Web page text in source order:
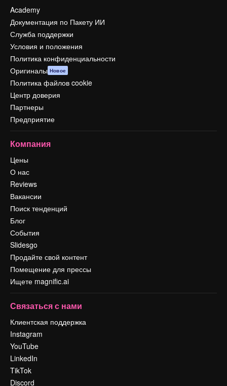
Academy
Документация по Пакету ИИ
Служба поддержки
Условия и положения
Политика конфиденциальности
Оригиналы Новое
Политика файлов cookie
Центр доверия
Партнеры
Предприятие
Компания
Цены
О нас
Reviews
Вакансии
Поиск тенденций
Блог
События
Slidesgo
Продайте свой контент
Помещение для прессы
Ищете magnific.ai
Связаться с нами
Клиентская поддержка
Instagram
YouTube
LinkedIn
TikTok
Discord